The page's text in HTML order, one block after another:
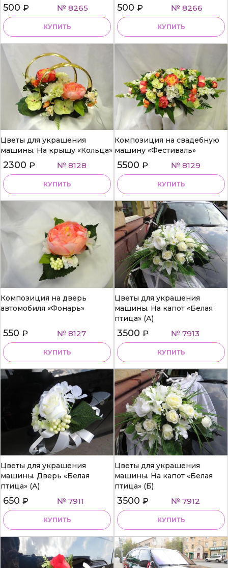
500 ₽ № 8265
КУПИТЬ
500 ₽ № 8266
КУПИТЬ
Цветы для украшения
машины. На крышу «Кольца»
2300 ₽ № 8128
КУПИТЬ
Композиция на свадебную
машину «Фестиваль»
5500 ₽ № 8129
КУПИТЬ
Композиция на дверь
автомобиля «Фонарь»
550 ₽ № 8127
КУПИТЬ
Цветы для украшения
машины. На капот «Белая
птица» (А)
3500 ₽ № 7913
КУПИТЬ
Цветы для украшения
машины. Дверь «Белая
птица» (А)
650 ₽ № 7911
КУПИТЬ
Цветы для украшения
машины. На капот «Белая
птица» (Б)
3500 ₽ № 7912
КУПИТЬ